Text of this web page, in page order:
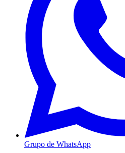
Grupo de WhatsApp